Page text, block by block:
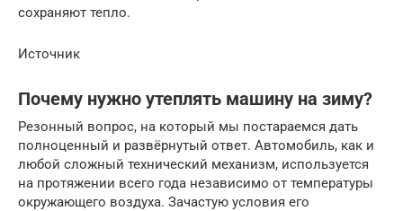
сохраняют тепло.
Источник
Почему нужно утеплять машину на зиму?
Резонный вопрос, на который мы постараемся дать
полноценный и развёрнутый ответ. Автомобиль, как и
любой сложный технический механизм, используется
на протяжении всего года независимо от температуры
окружающего воздуха. Зачастую условия его